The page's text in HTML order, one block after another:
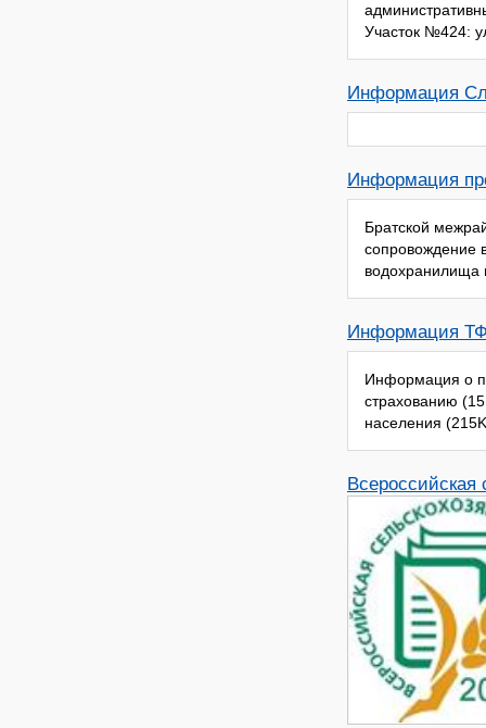
Участок №424:
Информация
Информация
Братской
сопровождение
водохранилища
Информация
Информация о
страхованию
населения
Всероссийская